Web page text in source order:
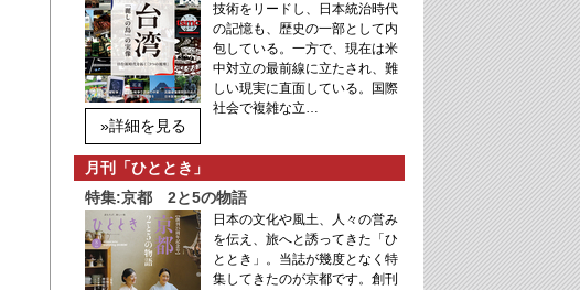
»詳細を見る
技術をリードし、日本統治時代
の記憶も、歴史の一部として内
包している。一方で、現在は米
中対立の最前線に立たされ、難
しい現実に直面している。国際
社会で複雑な立…
月刊「ひととき」
特集:京都 2と5の物語
日本の文化や風土、人々の営み
を伝え、旅へと誘ってきた「ひ
ととき」。当誌が幾度となく特
集してきたのが京都です。創刊